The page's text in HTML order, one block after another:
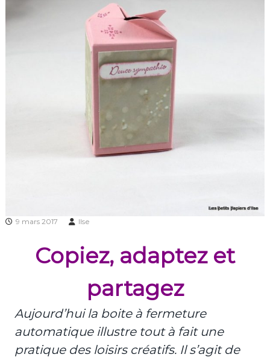
9 mars 2017 Ilse
Copiez, adaptez et
partagez
Aujourd’hui la boite à fermeture
automatique illustre tout à fait une
pratique des loisirs créatifs. Il s’agit de